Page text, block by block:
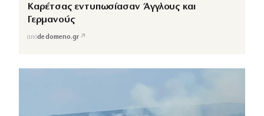
Καρέτσας εντυπωσίασαν Άγγλους και
Γερμανούς
απόdedomeno.gr ↗